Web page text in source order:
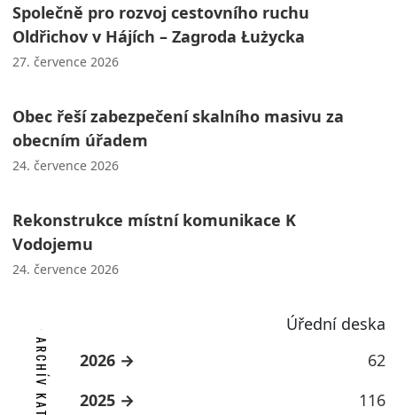
Společně pro rozvoj cestovního ruchu
Oldřichov v Hájích – Zagroda Łużycka
27. července 2026
Obec řeší zabezpečení skalního masivu za
obecním úřadem
24. července 2026
Rekonstrukce místní komunikace K
Vodojemu
24. července 2026
Úřední deska
2026
62
2025
116